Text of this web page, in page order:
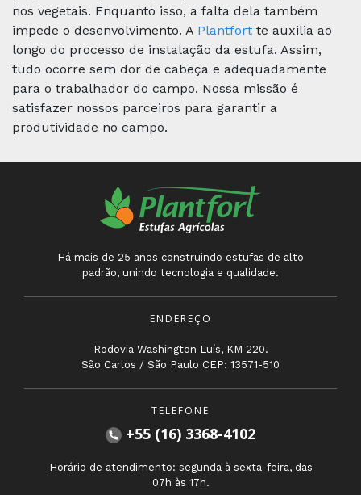
nos vegetais. Enquanto isso, a falta dela também
impede o desenvolvimento. A Plantfort te auxilia ao
longo do processo de instalação da estufa. Assim,
tudo ocorre sem dor de cabeça e adequadamente
para o trabalhador do campo. Nossa missão é
satisfazer nossos parceiros para garantir a
produtividade no campo.
Há mais de 25 anos construindo estufas de alto
padrão, unindo tecnologia e qualidade.
ENDEREÇO
Rodovia Washington Luís, KM 220.
São Carlos / São Paulo CEP: 13571-510
TELEFONE
+55 (16) 3368-4102
Horário de atendimento: segunda à sexta-feira, das
07h às 17h.